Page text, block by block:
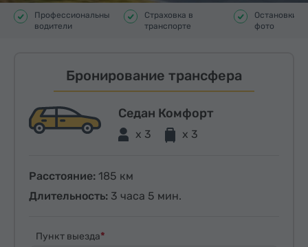
Профессиональные
водители
Страховка в
транспорте
Остановки
фото
Бронирование трансфера
Седан Комфорт
x 3 x 3
Расстояние: 185 км
Длительность: 3 часа 5 мин.
Пункт выезда